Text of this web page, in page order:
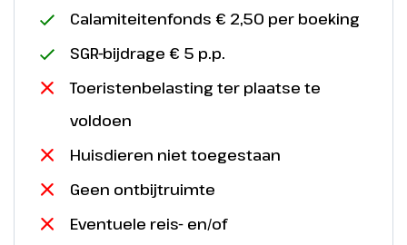
Calamiteitenfonds € 2,50 per boeking
SGR-bijdrage € 5 p.p.
Toeristenbelasting ter plaatse te
voldoen
Huisdieren niet toegestaan
Geen ontbijtruimte
Eventuele reis- en/of
Plattegrond
Op de plattegrond vind je alle attracties en shows.